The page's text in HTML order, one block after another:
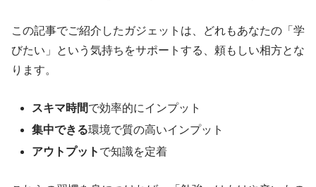
この記事でご紹介したガジェットは、どれもあなたの「学
びたい」という気持ちをサポートする、頼もしい相方とな
ります。
スキマ時間で効率的にインプット
集中できる環境で質の高いインプット
アウトプット で知識を定着